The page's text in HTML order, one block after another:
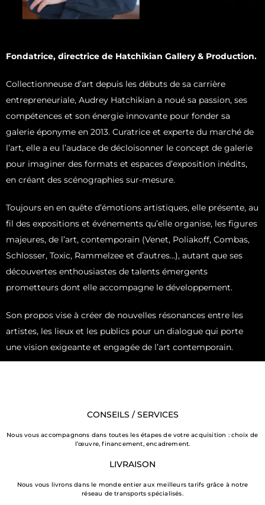
Fondatrice, directrice de Hatchikian Gallery & Production.
Collectionneuse d’art depuis les débuts de sa carrière
entrepreneuriale, Audrey Hatchikian a noué sa passion, ses
compétences et son énergie innovante pour fonder sa
galerie éponyme en 2013. Curatrice et experte du marché de
l’art, elle a eu l’audace de décloisonner le concept de galerie
pour imaginer des formats et espaces d’exposition inédits,
en créant des scénographies sur-mesure.
Toujours en en quête d’émotions artistiques, elle présente, au
fil des expositions et événements qu’elle organise, les figures
majeures, de l’art, contemporain (Venet, Poliakoff, Combas,
Schlosser, Toxic, Rammelzee et d’autres…), autant que ses
découvertes enthousiastes de talents émergents
prometteurs dont elle accompagne le développement.
Son propos vise à créer de nouvelles résonances entre les
artistes, les lieux et les publics pour un dialogue qui porte
une vision exigeante et engagée de l’art contemporain.
CONSEILS / SERVICES
Nous vous accompagnons dans toutes les étapes de votre acquisition : choix de
l’œuvre, financement, encadrement.
LIVRAISON
Nous vous livrons dans le monde entier aux meilleurs tarifs grâce à notre
réseau de transports spécialisés.